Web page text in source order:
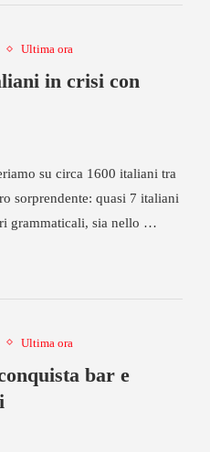
Ultima ora
in crisi con
su circa 1600 italiani tra
sorprendente: quasi 7 italiani
grammaticali, sia nello …
Ultima ora
bar e